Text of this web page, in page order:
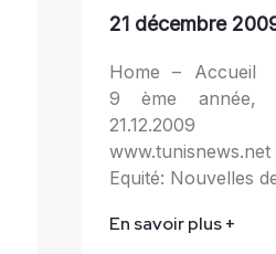
21 décembre
Home – Accueil
9 ème année,
21.12.2009
Equité: Nouvelles
En savoir plus +